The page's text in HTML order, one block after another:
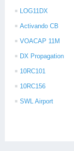
LOG11DX
Activando CB
VOACAP 11M
DX Propagation
10RC101
10RC156
SWL Airport